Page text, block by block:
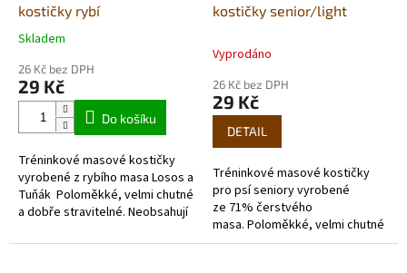
kostičky rybí
Průměrné
produktu
je
hvězdiček.
Skladem
26 Kč bez DPH
29 Kč
Do košíku
Tréninkové masové kostičky
vyrobené z rybího masa Losos a
Tuňák Poloměkké, velmi chutné
a dobře stravitelné. Neobsahují
kostičky senior/light
Vyprodáno
26 Kč bez DPH
29 Kč
DETAIL
Tréninkové masové kostičky
pro psí seniory vyrobené
ze 71% čerstvého
masa. Poloměkké, velmi chutné
a dobře stravitelné. Bez lepku